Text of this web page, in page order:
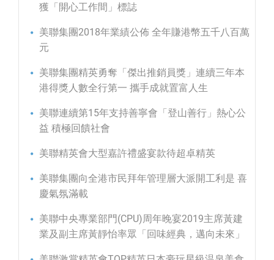
獲「開心工作間」標誌
美聯集團2018年業績公佈 全年賺港幣五千八百萬
元
美聯集團精英勇奪「傑出推銷員獎」連續三年本
港得獎人數全行第一 攜手成就置富人生
美聯連續第15年支持善寧會「登山善行」熱心公
益 積極回饋社會
美聯精英會大型嘉許禮盛宴款待超卓精英
美聯集團向全港市民拜年管理層大派開工利是 喜
慶氣氛滿載
美聯中央專業部門(CPU)周年晚宴2019主席黃建
業及副主席黃靜怡率眾「回味經典，邁向未來」